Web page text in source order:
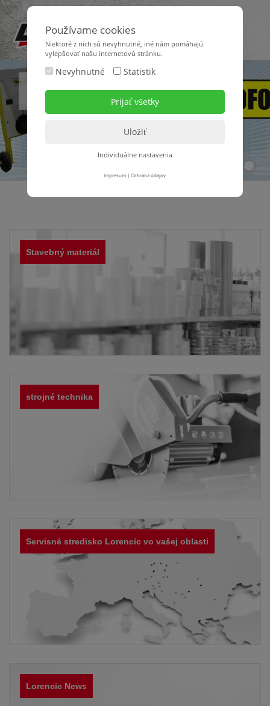
Inteligentná značka pre odborníkov v stavebníctve!
Stavebný materiál
strojné technika
Servisné stredisko Lorencic vo vašej oblasti
Lorencic News
Používame cookies
Niektoré z nich sú nevyhnutné, iné nám pomáhajú
vylepšovať našu internetovú stránku.
Nevyhnutné Statistik
Individuálne nastavenia
Impresum |Ochrana údajov